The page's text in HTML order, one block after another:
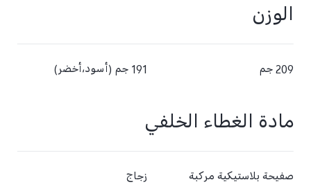
الوزن
209 جم 191 جم (أسود،أخضر)
مادة الغطاء الخلفي
صفيحة بلاستيكية مركبة زجاج